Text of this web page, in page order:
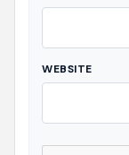
WEBSITE